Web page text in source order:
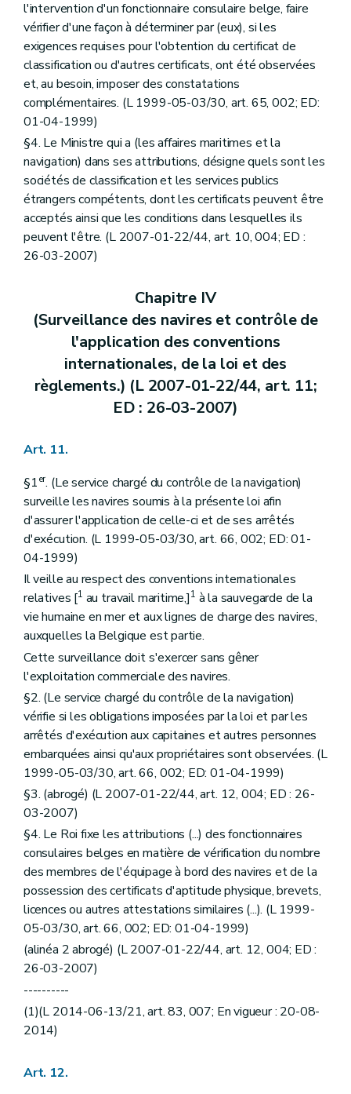
l'intervention d'un fonctionnaire consulaire belge, faire
vérifier d'une façon à déterminer par (eux), si les
exigences requises pour l'obtention du certificat de
classification ou d'autres certificats, ont été observées
et, au besoin, imposer des constatations
complémentaires. (L 1999-05-03/30, art. 65, 002; ED:
01-04-1999)
§4. Le Ministre qui a (les affaires maritimes et la
navigation) dans ses attributions, désigne quels sont les
sociétés de classification et les services publics
étrangers compétents, dont les certificats peuvent être
acceptés ainsi que les conditions dans lesquelles ils
peuvent l'être. (L 2007-01-22/44, art. 10, 004; ED :
26-03-2007)
Chapitre IV
(Surveillance des navires et contrôle de
l'application des conventions
internationales, de la loi et des
règlements.) (L 2007-01-22/44, art. 11;
ED : 26-03-2007)
Art. 11.
§1er. (Le service chargé du contrôle de la navigation)
surveille les navires soumis à la présente loi afin
d'assurer l'application de celle-ci et de ses arrêtés
d'exécution. (L 1999-05-03/30, art. 66, 002; ED: 01-
04-1999)
Il veille au respect des conventions internationales
relatives [1 au travail maritime,]1 à la sauvegarde de la
vie humaine en mer et aux lignes de charge des navires,
auxquelles la Belgique est partie.
Cette surveillance doit s'exercer sans gêner
l'exploitation commerciale des navires.
§2. (Le service chargé du contrôle de la navigation)
vérifie si les obligations imposées par la loi et par les
arrêtés d'exécution aux capitaines et autres personnes
embarquées ainsi qu'aux propriétaires sont observées. (L
1999-05-03/30, art. 66, 002; ED: 01-04-1999)
§3. (abrogé) (L 2007-01-22/44, art. 12, 004; ED : 26-
03-2007)
§4. Le Roi fixe les attributions (...) des fonctionnaires
consulaires belges en matière de vérification du nombre
des membres de l'équipage à bord des navires et de la
possession des certificats d'aptitude physique, brevets,
licences ou autres attestations similaires (...). (L 1999-
05-03/30, art. 66, 002; ED: 01-04-1999)
(alinéa 2 abrogé) (L 2007-01-22/44, art. 12, 004; ED :
26-03-2007)
----------
(1)(L 2014-06-13/21, art. 83, 007; En vigueur : 20-08-
2014)
Art. 12.